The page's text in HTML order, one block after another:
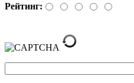
Рейтинг: